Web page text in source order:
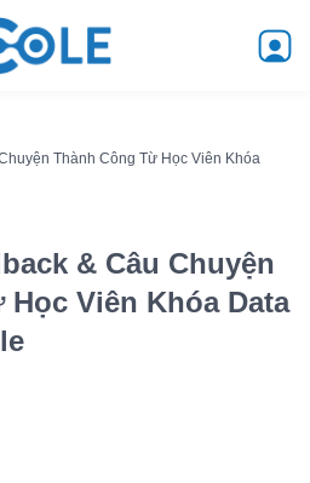
Thành Công Từ Học Viên Khóa
& Câu Chuyện
Viên Khóa Data